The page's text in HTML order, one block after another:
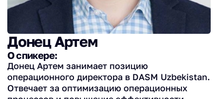
Донец Артем
О спикере:
Донец Артем занимает позицию
операционного директора в DASM Uzbekistan.
Отвечает за оптимизацию операционных